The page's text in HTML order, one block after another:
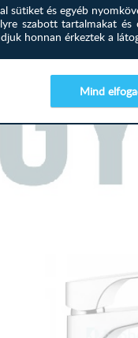
sütiket és egyéb
szabott tartalmakat
honnan érkeztek a
Mind